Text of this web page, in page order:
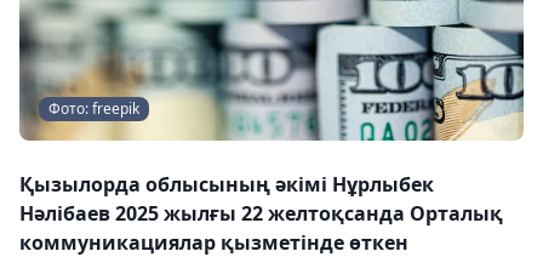
Фото: freepik
Қызылорда облысының әкімі Нұрлыбек
Нәлібаев 2025 жылғы 22 желтоқсанда Орталық
коммуникациялар қызметінде өткен